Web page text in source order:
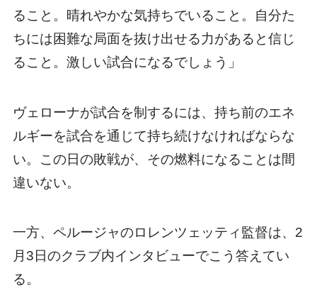
ること。晴れやかな気持ちでいること。自分た
ちには困難な局面を抜け出せる力があると信じ
ること。激しい試合になるでしょう」
ヴェローナが試合を制するには、持ち前のエネ
ルギーを試合を通じて持ち続けなければならな
い。この日の敗戦が、その燃料になることは間
違いない。
一方、ペルージャのロレンツェッティ監督は、2
月3日のクラブ内インタビューでこう答えてい
る。